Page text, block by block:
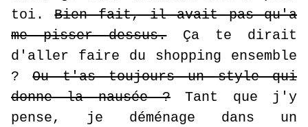
toi.Bien fait, il avait pas qu'a
me pisser dessus.Ça te dirait
d'aller faire du shopping ensemble
?Ou t'as toujours un style qui
donne lanausée ? Tant que j'y
pense, je déménage dans un